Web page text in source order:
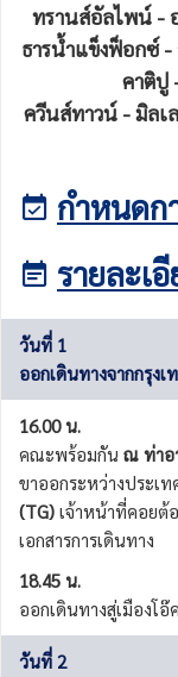
ทรานส์อัลไพน์ -
ธารน้ำแข็งฟ็อกซ์
คาติปู
ควีนส์ทาวน์ - มิลเ
กำหนดก
รายละเ
วันที่ 1
ออกเดินทางจากกรุง
16.00 น.
คณะพร้อมกัน ณ ท่าอ
ขาออกระหว่างประเท
(TG) เจ้าหน้าที่คอยต้
เอกสารการเดินทาง
18.45 น.
ออกเดินทางสู่เมืองโ
วันที่ 2